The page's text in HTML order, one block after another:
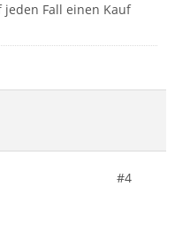
jeden Fall einen Kauf
#4